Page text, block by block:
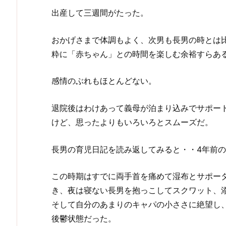
出産して三週間がたった。
おかげさまで体調もよく、次男も長男の時と
粋に「赤ちゃん」との時間を楽しむ余裕すらあ
感情のぶれもほとんどない。
退院後はわけあって義母が泊まり込みでサポ
けど、思ったよりもいろいろとスムーズだ。
長男の育児日記を読み返してみると・・4年前
この時期はすでに両手首を痛めて湿布とサポ
き、夜は寝ない長男を抱っこしてスクワット、
そして自分のあまりのキャパの小ささに絶望
後鬱状態だった。